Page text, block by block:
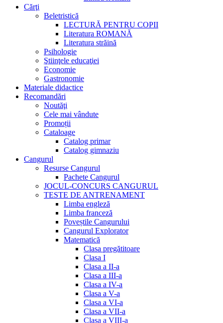
Cărţi
Beletristică
LECTURĂ PENTRU COPII
Literatura ROMANĂ
Literatura străină
Psihologie
Ştiinţele educaţiei
Economie
Gastronomie
Materiale didactice
Recomandări
Noutăţi
Cele mai vândute
Promoții
Cataloage
Catalog primar
Catalog gimnaziu
Cangurul
Resurse Cangurul
Pachete Cangurul
JOCUL-CONCURS CANGURUL
TESTE DE ANTRENAMENT
Limba engleză
Limba franceză
Poveștile Cangurului
Cangurul Explorator
Matematică
Clasa pregătitoare
Clasa I
Clasa a II-a
Clasa a III-a
Clasa a IV-a
Clasa a V-a
Clasa a VI-a
Clasa a VII-a
Clasa a VIII-a